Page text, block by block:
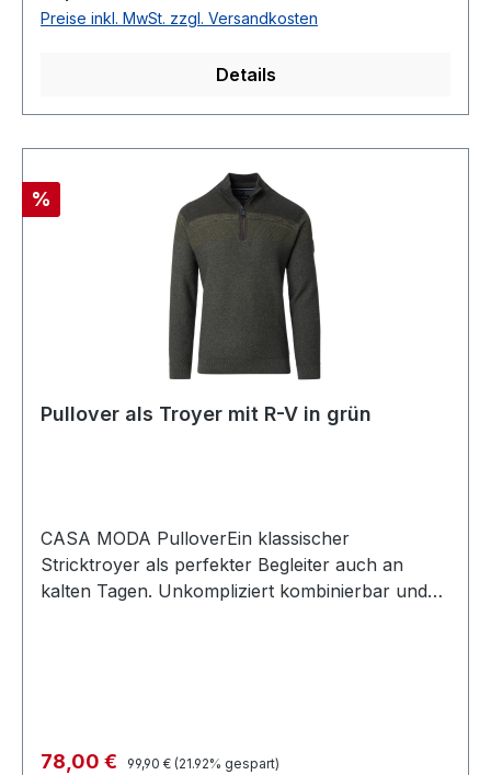
QualtitätV-Ausschnitt85 % Schurwolle 15 %
Preise inkl. MwSt. zzgl. Versandkosten
Details
Rabatt
%
Pullover als Troyer mit R-V in grün
CASA MODA PulloverEin klassischer
Stricktroyer als perfekter Begleiter auch an
kalten Tagen. Unkompliziert kombinierbar und
Nr.: 444300800Farbe: 336
Verkaufspreis:
78,00 € Regulärer Preis:
99,90 € (21.92% gespart)